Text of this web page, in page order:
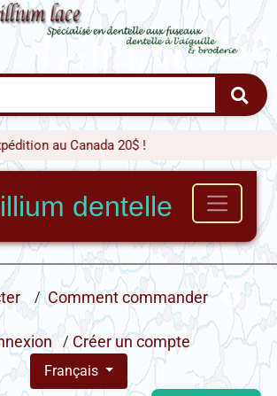
au Canada 20$ !
dentelle
/ Comment commander
/ Créer un compte
Français